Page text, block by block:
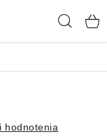
hodnotenia